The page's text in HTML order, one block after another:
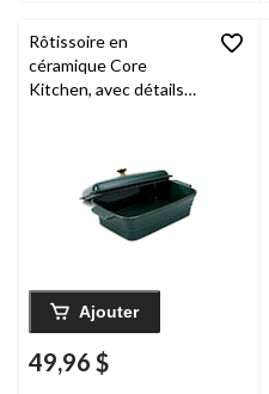
Rôtissoire en
céramique Core
Kitchen, avec détails
Ajouter
49,96 $